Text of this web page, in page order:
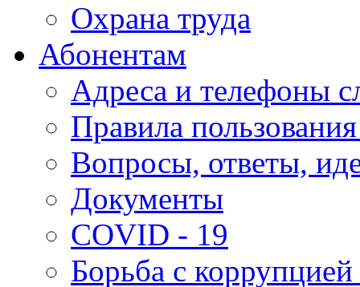
Охрана труда
Абонентам
Адреса и телефоны
Правила
Вопросы, ответы,
Документы
COVID - 19
Борьба с